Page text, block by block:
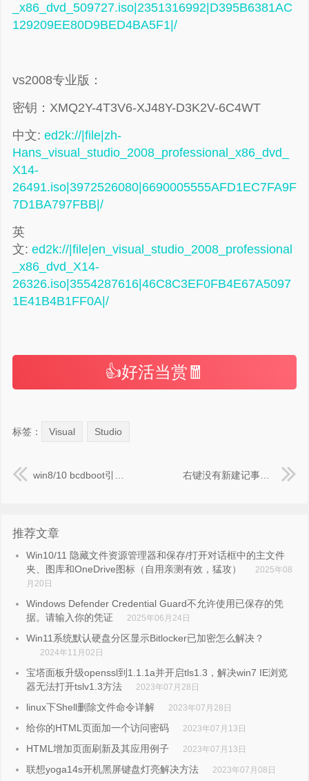
_x86_dvd_509727.iso|2351316992|D395B6381AC
129209EE80D9BED4BA5F1|/
vs2008专业版：
密钥：XMQ2Y-4T3V6-XJ48Y-D3K2V-6C4WT
中文: ed2k://|file|zh-
Hans_visual_studio_2008_professional_x86_dvd_
X14-
26491.iso|3972526080|6690005555AFD1EC7FA9F
7D1BA797FBB|/
英
文: ed2k://|file|en_visual_studio_2008_professional
_x86_dvd_X14-
26326.iso|3554287616|46C8C3EF0FB4E67A5097
1E41B4B1FF0A|/
👍好活当赏🧧
标签： Visual Studio
win8/10 bcdboot引导修复命令的原理和使用方法 右键没有新建记事本怎么办 两种恢复右键新建记事本菜单选项的方法图解
推荐文章
Win10/11 隐藏文件资源管理器和保存/打开对话框中的主文件
夹、图库和OneDrive图标（自用亲测有效，猛攻）
2025年08
月20日
Windows Defender Credential Guard不允许使用已保存的凭
据。请输入你的凭证
2025年06月24日
Win11系统默认硬盘分区显示Bitlocker已加密怎么解决？
2024年11月02日
宝塔面板升级openssl到1.1.1a并开启tls1.3，解决win7 IE浏览
器无法打开tslv1.3方法
2023年07月28日
linux下Shell删除文件命令详解 2023年07月28日
给你的HTML页面加一个访问密码 2023年07月13日
HTML增加页面刷新及其应用例子 2023年07月13日
联想yoga14s开机黑屏键盘灯亮解决方法 2023年07月08日